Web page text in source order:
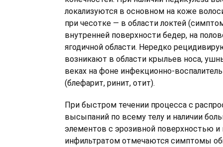
локализуются в основном на коже
при чесотке — в области локтей
внутренней поверхности бедер, на
ягодичной области. Нередко
возникают в области крыльев носа,
веках на фоне инфекционно-
(блефарит, ринит, отит).
При быстром течении процесса с
высыпаний по всему телу и наличии
элементов с эрозивной поверхностью и
инфильтратом отмечаются симптомы